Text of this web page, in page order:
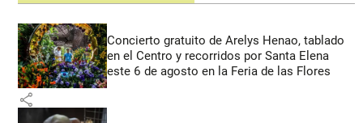
Concierto gratuito de Arelys Henao, tablado
en el Centro y recorridos por Santa Elena
este 6 de agosto en la Feria de las Flores
share